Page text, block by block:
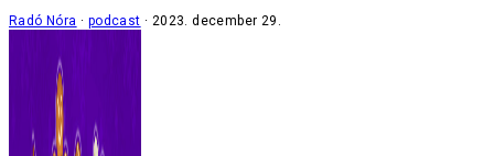
Radó Nóra podcast 2023. december 29.